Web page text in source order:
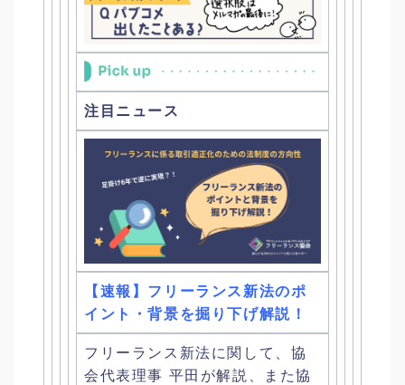
注目ニュース
【速報】フリーランス新法のポ
イント・背景を掘り下げ解説！
フリーランス新法に関して、協
会代表理事 平田が解説、また協